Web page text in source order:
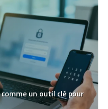
un outil clé pour